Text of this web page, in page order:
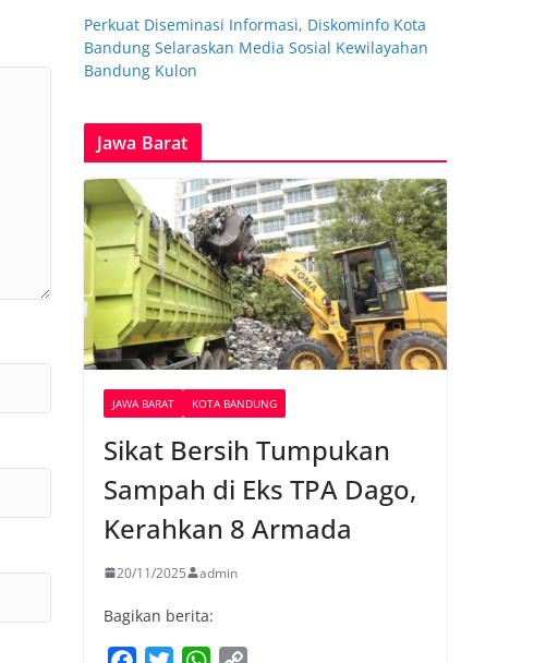
Perkuat Diseminasi Informasi, Diskominfo Kota
Bandung Selaraskan Media Sosial Kewilayahan
Bandung Kulon
Jawa Barat
JAWA BARAT KOTA BANDUNG
Sikat Bersih Tumpukan
Sampah di Eks TPA Dago,
Kerahkan 8 Armada
20/11/2025 admin
Bagikan berita: